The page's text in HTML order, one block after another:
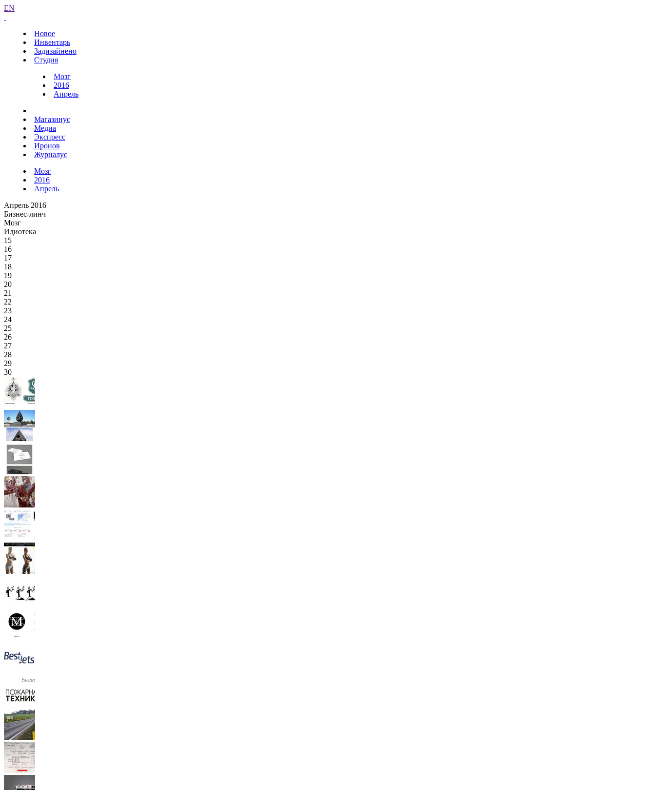
EN
Новое
Инвентарь
Задизайнено
Студия
Мозг
2016
Апрель
Магазинус
Медиа
Экспресс
Иронов
Журналус
Мозг
2016
Апрель
Апрель 2016
Бизнес-линч
Мозг
Идиотека
15
16
17
18
19
20
21
22
23
24
25
26
27
28
29
30